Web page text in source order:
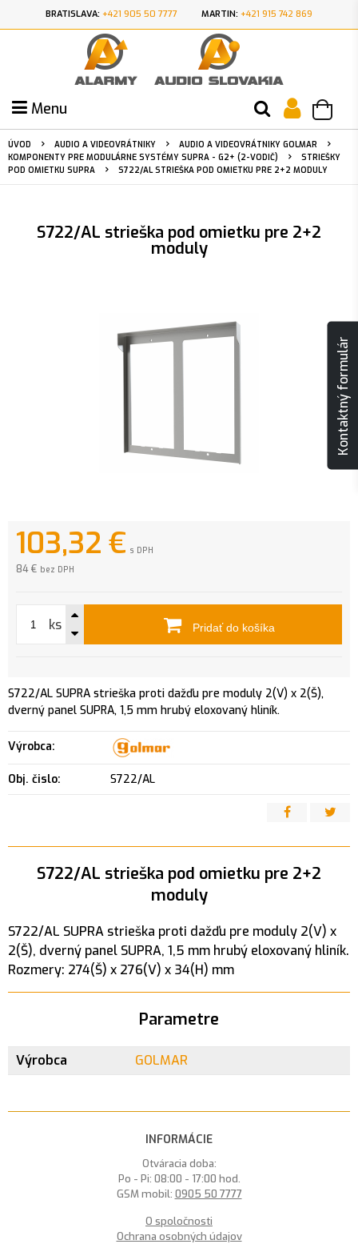
BRATISLAVA: +421 905 50 7777 MARTIN: +421 915 742 869
Menu
ÚVOD AUDIO A VIDEOVRÁTNIKY
AUDIO A VIDEOVRÁTNIKY GOLMAR
KOMPONENTY PRE MODULÁRNE SYSTÉMY SUPRA - G2+ (2-VODIČ)
STRIEŠKY
POD OMIETKU SUPRA
S722/AL STRIEŠKA POD OMIETKU PRE 2+2 MODULY
S722/AL strieška pod omietku pre 2+2
moduly
103,32 € s DPH
84 € bez DPH
ks Pridať do košíka
S722/AL SUPRA strieška proti dažďu pre moduly 2(V) x 2(Š),
dverný panel SUPRA, 1,5 mm hrubý eloxovaný hliník.
Výrobca:
Obj. čislo: S722/AL
S722/AL strieška pod omietku pre 2+2
moduly
S722/AL SUPRA strieška proti dažďu pre moduly 2(V) x
2(Š), dverný panel SUPRA, 1,5 mm hrubý eloxovaný hliník.
Rozmery: 274(Š) x 276(V) x 34(H) mm
Parametre
Výrobca GOLMAR
INFORMÁCIE
Otváracia doba:
Po - Pi: 08:00 - 17:00 hod.
GSM mobil: 0905 50 7777
O spoločnosti
Ochrana osobných údajov
Kontaktný formulár